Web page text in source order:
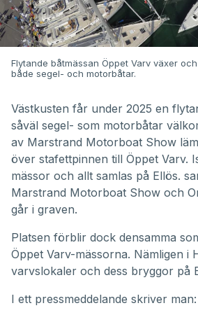
Flytande båtmässan Öppet Varv växer
både segel- och motorbåtar.
Västkusten får under 2025 en
såväl segel- som motorbåtar
av Marstrand Motorboat Show
över stafettpinnen till Öppet Varv.
mässor och allt samlas på Ellös.
Marstrand Motorboat Show och
går i graven.
Platsen förblir dock densamma
Öppet Varv-mässorna. Nämligen i
varvslokaler och dess bryggor på
I ett pressmeddelande skriver man: